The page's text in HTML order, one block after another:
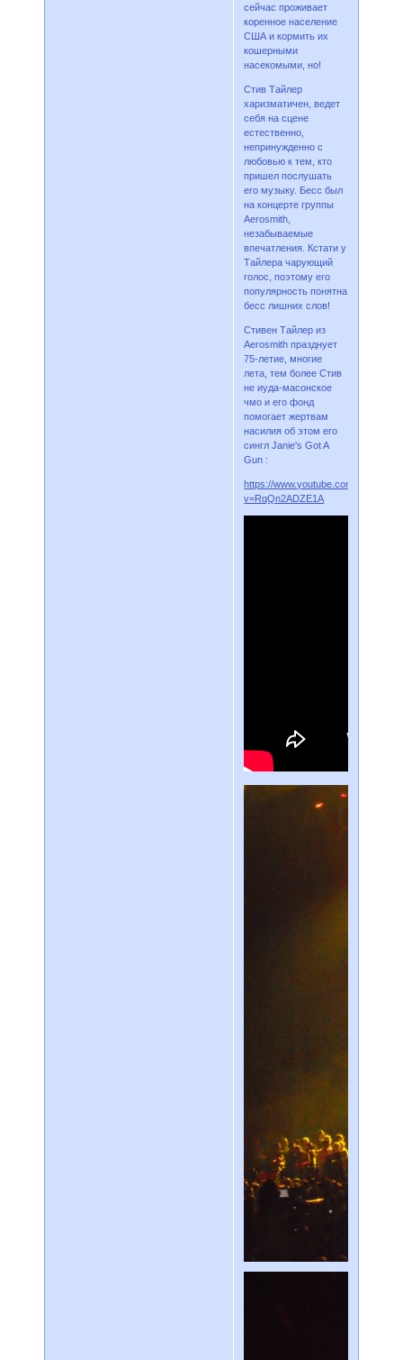
сейчас проживает
коренное население
США и кормить их
кошерными
насекомыми, но!
Стив Тайлер
харизматичен, ведет
себя на сцене
естественно,
непринужденно с
любовью к тем, кто
пришел послушать
его музыку. Бесс был
на концерте группы
Aerosmith,
незабываемые
впечатления. Кстати у
Тайлера чарующий
голос, поэтому его
популярность понятна
бесс лишних слов!
Стивен Тайлер из
Aerosmith празднует
75-летие, многие
лета, тем более Стив
не иуда-масонское
чмо и его фонд
помогает жертвам
насилия об этом его
сингл Janie's Got A
Gun :
https://www.youtube.com/watch?
v=RqQn2ADZE1A